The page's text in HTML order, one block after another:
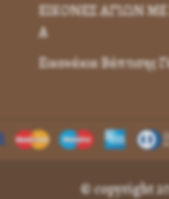
ΕΙΚΟΝΕΣ ΑΓΙΩΝ ΜΕ
Α
Εικονάκια Βάπτισης
© copyright